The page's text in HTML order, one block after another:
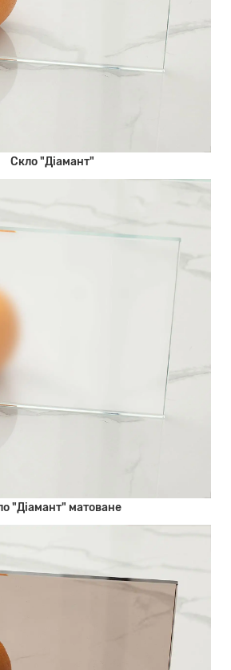
Скло "Діамант"
"Діамант" матоване